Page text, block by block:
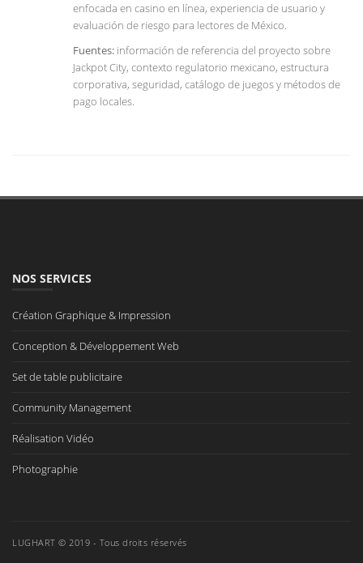
enfocada en casino en línea, experiencia de usuario y
evaluación de riesgo para lectores de México.
Fuentes: información de referencia del proyecto sobre
Jackpot City, contexto regulatorio mexicano, estructura
corporativa, seguridad, catálogo de juegos y métodos de
pago locales.
NOS SERVICES
Création Graphique & Impression
Conception & Développement Web
Set de table publicitaire
Community Management
Réalisation Vidéo
Photographie
LUGHART © 2019 - Tous droits réservés